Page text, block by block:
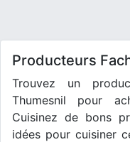
Producteurs
Trouvez un
Thumesnil pour
Cuisinez de bons
idées pour cuisiner